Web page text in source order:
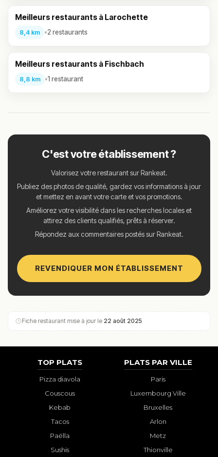
Meilleurs restaurants à Larochette
8,4 km •2 restaurants
Meilleurs restaurants à Fischbach
8,8 km •1 restaurant
C'est votre établissement ?
Valorisez votre restaurant sur Rankeat.
Publiez des photos de qualité, gardez vos informations à jour
et mettez en avant votre carte et vos promotions.
Améliorez votre visibilité dans les recherches locales et
attirez des clients qualifiés, prêts à réserver.
Répondez aux commentaires postés sur Rankeat.
REVENDIQUER MON ÉTABLISSEMENT
Fiche restaurant mise à jour le 22 août 2025
TOP PLATS
Pizza diavola
Couscous
Kebab
Tacos
Paëlla
Sushis
PLATS PAR VILLE
Paris
Luxembourg Ville
Bruxelles
Arlon
Metz
Thionville